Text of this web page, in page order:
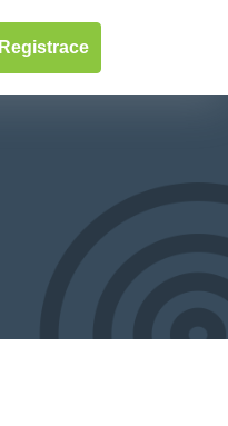
Registrace